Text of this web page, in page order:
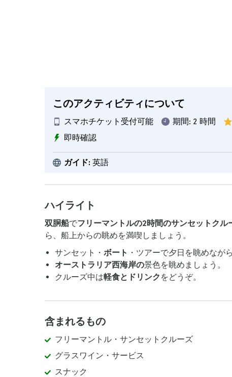
このアクティビティについて
スマホチケット受付可能 期間: 2 時間
即時確認
ガイド: 英語
ハイライト
双胴船でフリーマントルの2時間のサンセットクル
ら、船上からの眺めを満喫しましょう。
サンセット・ ボート ・ツアーで夕日を眺めなが
オーストラリア西海岸の景色を眺めましょう。
クルーズ中は軽食とドリンク をどうぞ。
含まれるもの
フリーマントル・サンセットクルーズ
グラスワイン・サービス
スナック